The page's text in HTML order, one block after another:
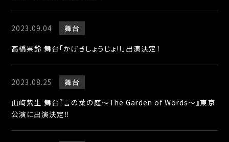
2023.09.04
舞台
髙橋果鈴 舞台「かげきしょうじょ!!」出演決定！
2023.08.25
舞台
山﨑紫生 舞台『言の葉の庭〜The Garden of Words〜』東京
公演に出演決定‼︎